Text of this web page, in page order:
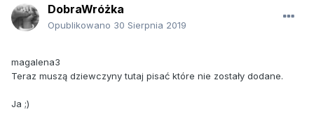
DobraWróżka
Opublikowano 30 Sierpnia 2019
magalena3
Teraz muszą dziewczyny tutaj pisać które nie zostały dodane.
Ja ;)